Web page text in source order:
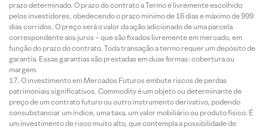
prazo determinado. O prazo do contrato a Termo é livremente escolhido
pelos investidores, obedecendo o prazo mínimo de 16 dias e máximo de 999
dias corridos. O preço será o valor da ação adicionado de uma parcela
correspondente aos juros – que são fixados livremente em mercado, em
função do prazo do contrato. Toda transação a termo requer um depósito de
garantia. Essas garantias são prestadas em duas formas: cobertura ou
margem.
O investimento em Mercados Futuros embute riscos de perdas
patrimoniais significativos. Commodity é um objeto ou determinante de
preço de um contrato futuro ou outro instrumento derivativo, podendo
consubstanciar um índice, uma taxa, um valor mobiliário ou produto físico. É
um investimento de risco muito alto, que contempla a possibilidade de